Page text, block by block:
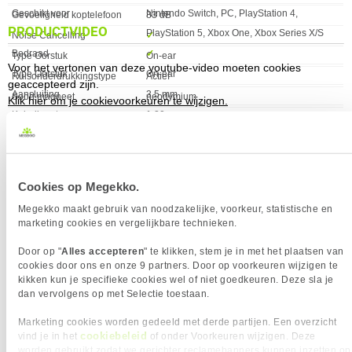
Cookies op Megekko.
Megekko maakt gebruik van noodzakelijke, voorkeur, statistische en
marketing cookies en vergelijkbare technieken.
Door op "Alles accepteren" te klikken, stem je in met het plaatsen van
cookies door ons en onze 9 partners. Door op voorkeuren wijzigen te
kikken kun je specifieke cookies wel of niet goedkeuren. Deze sla je
dan vervolgens op met Selectie toestaan.
Marketing cookies worden gedeeld met derde partijen. Een overzicht
vind je in het cookiebeleid of onder Voorkeuren wijzigen. Deze
Geschikt voor
Nintendo Switch, PC, PlayStation 4,
PlayStation 5, Xbox One, Xbox Series X/S
Bedraad
✓︎
Type Oorstuk
On-ear
Aansluiting
3.5 mm
Kabellengte
1.20 m
Noise Cancelling
Gewicht
130 gram
Vendorcode
7G8F3AA
Gevoeligheid koptelefoon
83 dB
Noise Cancelling
✓︎
Type Oorstuk
On-ear
Ruisonderdrukkingstype
Actief
Soort magneet
neodymium
vervorming (THD)
INHOUD VAN DE VERPAKKING
INVOERAPPARAAT
Eigenschap Waarde
Gaming headset ✓︎
KENMERKEN
Eigenschap Waarde
Kabellengte
1.20 m
UNSPSC-code
52161514
MICROFOON
NETWERK
Eigenschap Waarde
Bluetooth ✖︎
PRODUCTVIDEO
Voor het vertonen van deze youtube-video moeten cookies
geaccepteerd zijn.
Klik hier om je cookievoorkeuren te wijzigen.
VERGELIJKBARE PRODUCTEN
HyperX Cloud Mini headset Bedraad
Paars
HyperX Cloud Mini headset Bedraad
Zwart, Rood